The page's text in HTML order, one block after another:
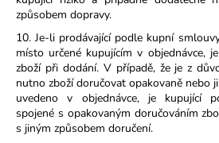
způsobem dopravy.
10. Je-li prodávající podle kupní
místo určené kupujícím v objednávce,
zboží při dodání. V případě, že je z
nutno zboží doručovat opakovaně nebo
uvedeno v objednávce, je kupující
spojené s opakovaným doručováním
s jiným způsobem doručení.